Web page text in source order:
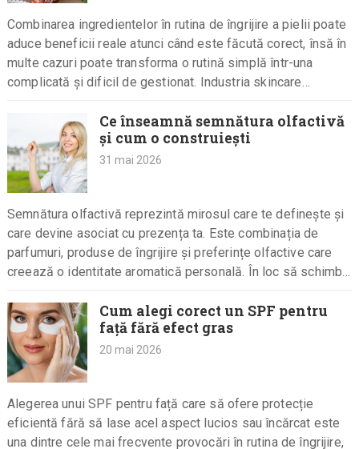
Combinarea ingredientelor în rutina de îngrijire a pielii poate
aduce beneficii reale atunci când este făcută corect, însă în
multe cazuri poate transforma o rutină simplă într-una
complicată și dificil de gestionat. Industria skincare
Ce înseamnă semnătura olfactivă
și cum o construiești
31 mai 2026
Semnătura olfactivă reprezintă mirosul care te definește și
care devine asociat cu prezența ta. Este combinația de
parfumuri, produse de îngrijire și preferințe olfactive care
creează o identitate aromatică personală. În loc să schimbi
Cum alegi corect un SPF pentru
față fără efect gras
20 mai 2026
Alegerea unui SPF pentru față care să ofere protecție
eficientă fără să lase acel aspect lucios sau încărcat este
una dintre cele mai frecvente provocări în rutina de îngrijire,